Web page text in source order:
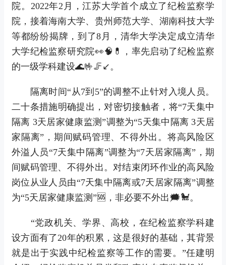
院。2022年2月，江苏大学首个成立了纪检监察学
院，接着海南大学、贵州师范大学、湖南科技大学
等都纷纷揭牌，到了8月，清华大学决定成立清华
大学纪检监察研究院👀🧠💊，率先启动了纪检监察
的一级学科建设🌊🤟🦵↙。
隔离时间“从7到5”的调整不止针对入境人员。
二十条措施明确提出，对密切接触者，将“7天集中
隔离 3天居家健康监测”调整为“5天集中隔离 3天居
家隔离”，期间赋码管理、不得外出。将高风险区
外溢人员“7天集中隔离”调整为“7天居家隔离”，期
间赋码管理、不得外出。对结束闭环作业的高风险
岗位从业人员由“7天集中隔离或7天居家隔离”调整
为“5天居家健康监测”🆘，非必要不外出🗯🐩。
“党政机关、学界、高校，在纪检监察学科建
设方面有了20年的积累，这是很好的基础，其背景
就是出于实践中纪检监察等工作的需要。”任建明